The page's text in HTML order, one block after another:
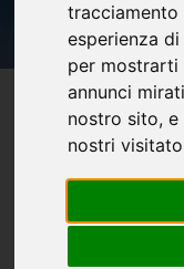
tracciamento
esperienza
per mostrarti
annunci
nostro sito,
nostri